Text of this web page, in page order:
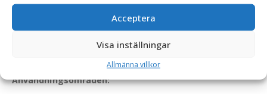
Acceptera
Visa inställningar
Allmänna villkor
– Låg driftkostnad:Optimerad för effektiv användning med
Kan även användas till att planfräsa ex. betong
Användningsområden: